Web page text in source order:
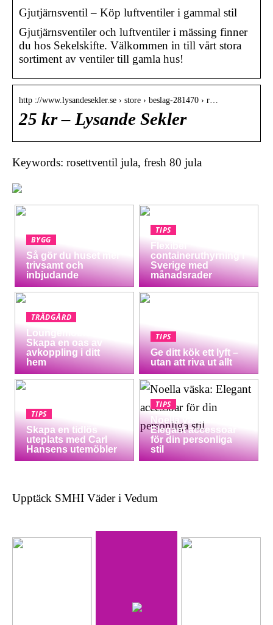
Gjutjärnsventil – Köp luftventiler i gammal stil
Gjutjärnsventiler och luftventiler i mässing finner
du hos Sekelskifte. Välkommen in till vårt stora
sortiment av ventiler till gamla hus!
http ://www.lysandesekler.se › store › beslag-281470 › r…
25 kr – Lysande Sekler
Keywords: rosettventil jula, fresh 80 jula
BYGG
Så gör du huset mer
trivsamt och
inbjudande
TIPS
Flexibel
containeruthyrning i
Sverige med
månadsrader
TRÄDGÅRD
Loungemöbler:
Skapa en oas av
avkoppling i ditt
hem
TIPS
Ge ditt kök ett lyft –
utan att riva ut allt
TIPS
Skapa en tidlös
uteplats med Carl
Hansens utemöbler
TIPS
Noella väska:
Elegant accessoar
för din personliga
stil
Upptäck SMHI Väder i Vedum